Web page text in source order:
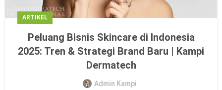
ARTIKEL
Peluang Bisnis Skincare di Indonesia
2025: Tren & Strategi Brand Baru | Kampi
Dermatech
Admin Kampi